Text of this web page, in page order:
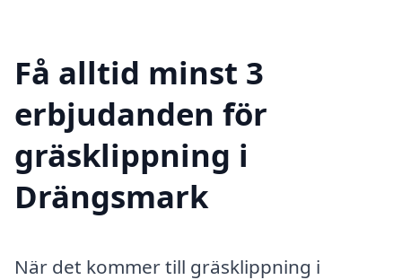
Få alltid minst 3
erbjudanden för
gräsklippning i
Drängsmark
När det kommer till gräsklippning i